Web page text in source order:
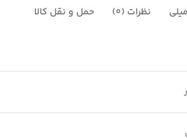
نظرات (0) حمل و نقل کالا